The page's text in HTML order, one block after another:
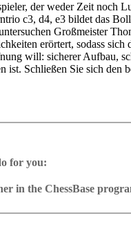
der weder Zeit noch
c3, d4, e3 bildet das
Großmeister
erörtert, sodass
will: sicherer Aufbau,
ist. Schließen Sie sich
4-8 hrs.
authors present
for you:
in the ChessBase
analysis in game notation
with storage in the
in the ChessBase
reference.